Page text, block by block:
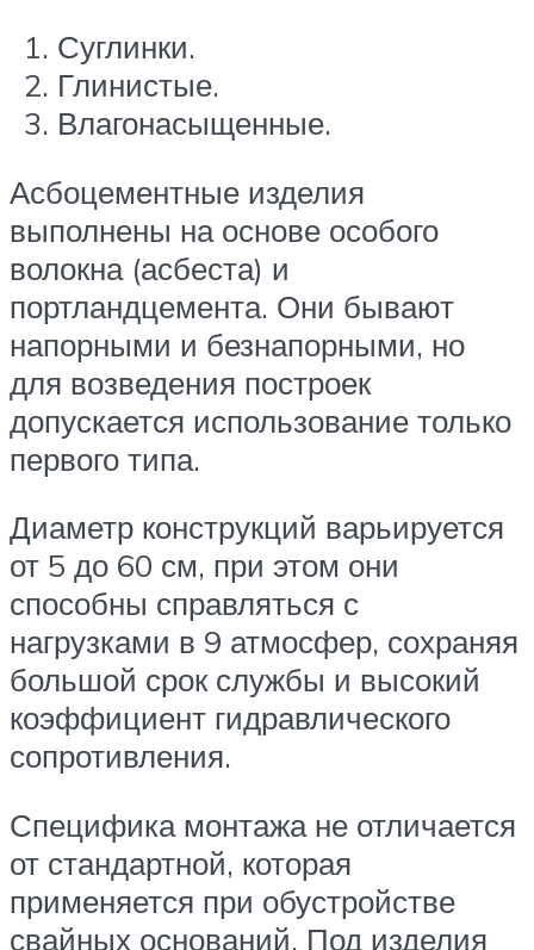
Суглинки.
Глинистые.
Влагонасыщенные.
Асбоцементные изделия
выполнены на основе особого
волокна (асбеста) и
портландцемента. Они бывают
напорными и безнапорными, но
для возведения построек
допускается использование только
первого типа.
Диаметр конструкций варьируется
от 5 до 60 см, при этом они
способны справляться с
нагрузками в 9 атмосфер, сохраняя
большой срок службы и высокий
коэффициент гидравлического
сопротивления.
Специфика монтажа не отличается
от стандартной, которая
применяется при обустройстве
свайных оснований. Под изделия